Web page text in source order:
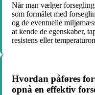
Når man vælger
som formålet med
og de eventuelle
at kende de egenskaber,
resistens eller
Hvordan påføres
opnå en effektiv